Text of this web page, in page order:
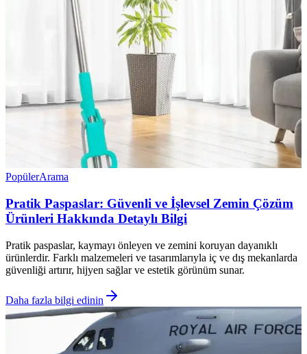
PopülerArama
Pratik Paspaslar: Güvenli ve İşlevsel Zemin Çözüm
Ürünleri Hakkında Detaylı Bilgi
Pratik paspaslar, kaymayı önleyen ve zemini koruyan dayanıklı
ürünlerdir. Farklı malzemeleri ve tasarımlarıyla iç ve dış mekanlarda
güvenliği artırır, hijyen sağlar ve estetik görünüm sunar.
Daha fazla bilgi edinin